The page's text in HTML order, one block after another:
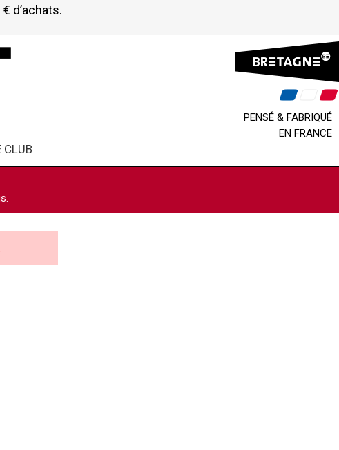
d’achats.
PENSÉ & FABRIQUÉ
EN FRANCE
CLUB